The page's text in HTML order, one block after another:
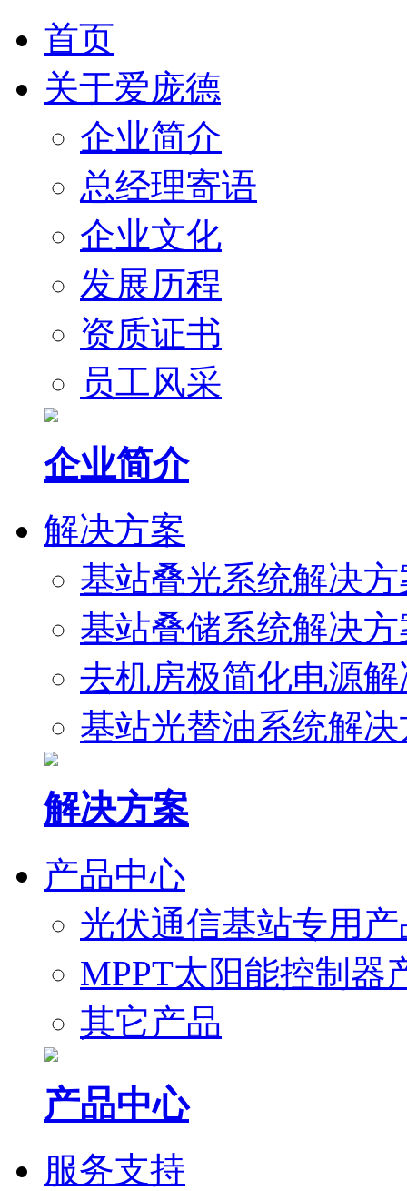
首页
关于爱庞德
企业简介
总经理寄语
企业文化
发展历程
资质证书
员工风采
企业简介
解决方案
基站叠光系统解决方
基站叠储系统解决方
去机房极简化电源
基站光替油系统解
解决方案
产品中心
光伏通信基站专用产
MPPT太阳能控制器
其它产品
产品中心
服务支持